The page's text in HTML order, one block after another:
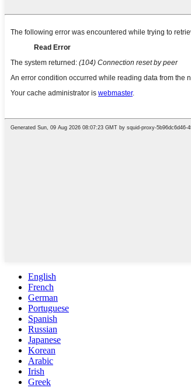
English
French
German
Portuguese
Spanish
Russian
Japanese
Korean
Arabic
Irish
Greek